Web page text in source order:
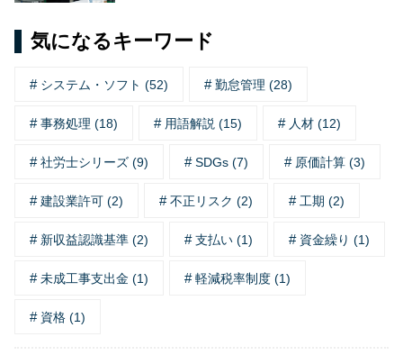
気になるキーワード
システム・ソフト (52) 勤怠管理 (28)
事務処理 (18) 用語解説 (15) 人材 (12)
社労士シリーズ (9) SDGs (7) 原価計算 (3)
建設業許可 (2) 不正リスク (2) 工期 (2)
新収益認識基準 (2) 支払い (1) 資金繰り (1)
未成工事支出金 (1) 軽減税率制度 (1)
資格 (1)